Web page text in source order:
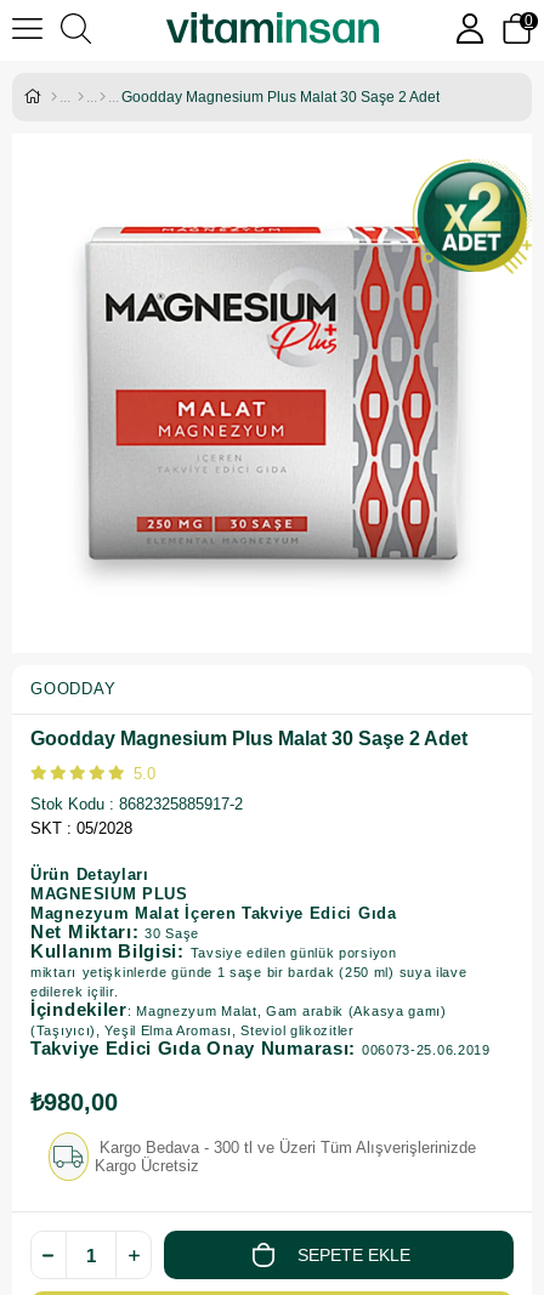
0
Goodday Magnesium Plus Malat 30 Saşe 2 Adet
GOODDAY
Goodday Magnesium Plus Malat 30 Saşe 2 Adet
5.0
Stok Kodu
8682325885917-2
SKT : 05/2028
Ürün Detayları
MAGNESIUM PLUS
Magnezyum Malat İçeren Takviye Edici Gıda
Net Miktarı:30 Saşe
Kullanım Bilgisi: Tavsiye edilen günlük porsiyon
miktarı yetişkinlerde günde 1 saşe bir bardak (250 ml) suya ilave
edilerek içilir.
İçindekiler: Magnezyum Malat, Gam arabik (Akasya gamı)
(Taşıyıcı), Yeşil Elma Aroması, Steviol glikozitler
Takviye Edici Gıda Onay Numarası: 006073-25.06.2019
₺980,00
Kargo Bedava - 300 tl ve Üzeri Tüm Alışverişlerinizde
Kargo Ücretsiz